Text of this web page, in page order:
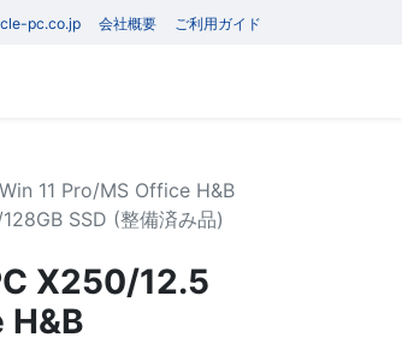
pc.co.jp 会社概要 ご利用ガイド
11 Pro/MS Office H&B
SSD (整備済み品)
X250/12.5
H&B